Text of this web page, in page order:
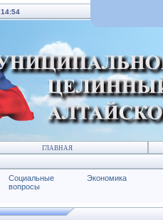
14:54
ГЛАВНАЯ
Социальные
вопросы
Экономика